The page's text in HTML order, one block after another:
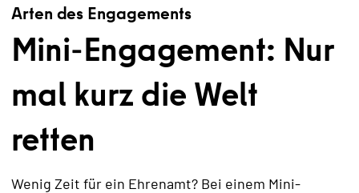
Arten des Engagements
Mini-Engagement: Nur
mal kurz die Welt
retten
Wenig Zeit für ein Ehrenamt? Bei einem Mini-